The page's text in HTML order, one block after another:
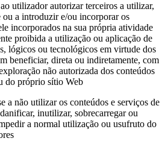
utilizador autorizar terceiros a utilizar,
ou a introduzir e/ou incorporar os
incorporados na sua própria atividade
proibida a utilização ou aplicação de
lógicos ou tecnológicos em virtude dos
beneficiar, direta ou indiretamente, com
não autorizada dos conteúdos
do próprio sítio Web
a não utilizar os conteúdos e serviços de
inutilizar, sobrecarregar ou
a normal utilização ou usufruto do